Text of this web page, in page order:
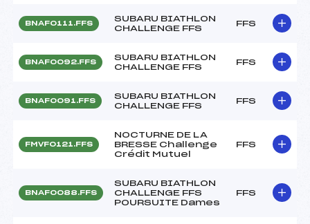
BNAF0111.FFS
SUBARU BIATHLON
CHALLENGE FFS
FFS
BNAF0092.FFS
SUBARU BIATHLON
CHALLENGE FFS
FFS
BNAF0091.FFS
SUBARU BIATHLON
CHALLENGE FFS
FFS
FMVF0121.FFS
NOCTURNE DE LA
BRESSE Challenge
Crédit Mutuel
FFS
BNAF0088.FFS
SUBARU BIATHLON
CHALLENGE FFS
POURSUITE Dames
FFS